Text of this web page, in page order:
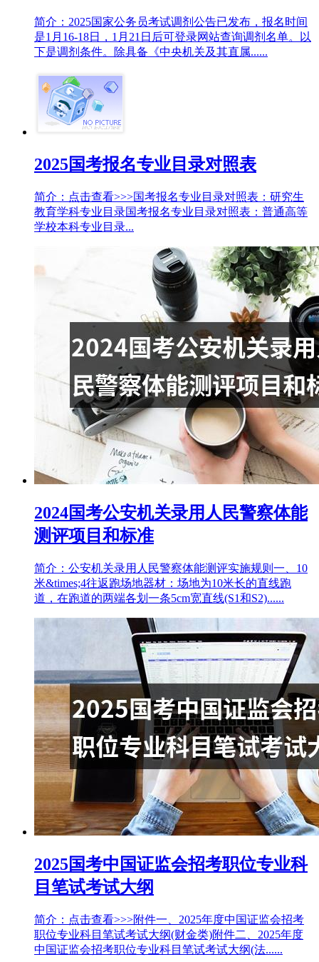
简介：2025国家公务员考试调剂公告已发布，报名时间
是1月16-18日，1月21日后可登录网站查询调剂名单。以
下是调剂条件。除具备《中央机关及其直属......
2025国考报名专业目录对照表
简介：点击查看>>>国考报名专业目录对照表：研究生
教育学科专业目录国考报名专业目录对照表：普通高等
学校本科专业目录...
2024国考公安机关录用人民警察体能
测评项目和标准
简介：公安机关录用人民警察体能测评实施规则一、10
米&times;4往返跑场地器材：场地为10米长的直线跑
道，在跑道的两端各划一条5cm宽直线(S1和S2)......
2025国考中国证监会招考职位专业科
目笔试考试大纲
简介：点击查看>>>附件一、2025年度中国证监会招考
职位专业科目笔试考试大纲(财金类)附件二、2025年度
中国证监会招考职位专业科目笔试考试大纲(法......